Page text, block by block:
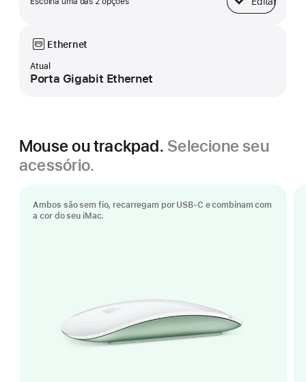
Base
Ethernet
Atual
Porta Gigabit Ethernet
Mouse ou trackpad. Selecione seu
acessório.
Ambos são sem fio, recarregam por USB-C e combinam com
a cor do seu iMac.